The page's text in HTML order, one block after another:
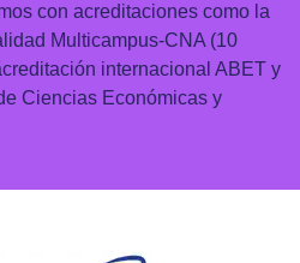
con acreditaciones como la
Multicampus-CNA (10
internacional ABET y
Ciencias Económicas y